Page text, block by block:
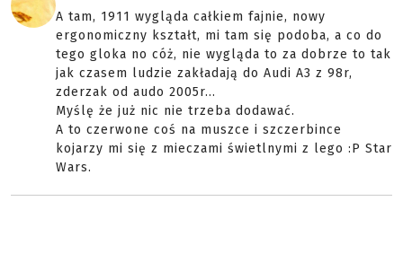
A tam, 1911 wygląda całkiem fajnie, nowy
ergonomiczny kształt, mi tam się podoba, a co do
tego gloka no cóż, nie wygląda to za dobrze to tak
jak czasem ludzie zakładają do Audi A3 z 98r,
zderzak od audo 2005r...
Myślę że już nic nie trzeba dodawać.
A to czerwone coś na muszce i szczerbince
kojarzy mi się z mieczami świetlnymi z lego :P Star
Wars.